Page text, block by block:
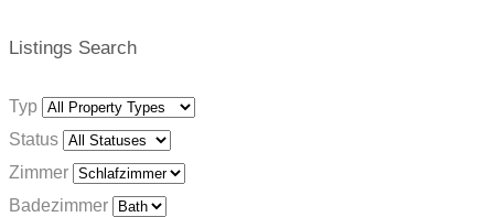
Listings Search
Typ
Status
Zimmer
Badezimmer